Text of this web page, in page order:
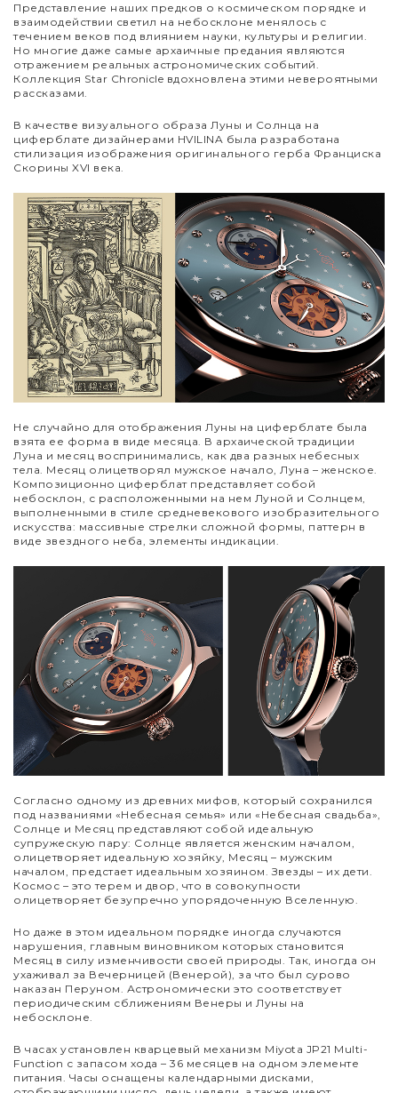
Представление наших предков о космическом порядке и
взаимодействии светил на небосклоне менялось с
течением веков под влиянием науки, культуры и религии.
Но многие даже самые архаичные предания являются
отражением реальных астрономических событий.
Коллекция Star Chronicle вдохновлена этими невероятными
рассказами.
В качестве визуального образа Луны и Солнца на
циферблате дизайнерами HVILINA была разработана
стилизация изображения оригинального герба Франциска
Скорины XVI века.
Не случайно для отображения Луны на циферблате была
взята ее форма в виде месяца. В архаической традиции
Луна и месяц воспринимались, как два разных небесных
тела. Месяц олицетворял мужское начало, Луна – женское.
Композиционно циферблат представляет собой
небосклон, с расположенными на нем Луной и Солнцем,
выполненными в стиле средневекового изобразительного
искусства: массивные стрелки сложной формы, паттерн в
виде звездного неба, элементы индикации.
Согласно одному из древних мифов, который сохранился
под названиями «Небесная семья» или «Небесная свадьба»,
Солнце и Месяц представляют собой идеальную
супружескую пару: Солнце является женским началом,
олицетворяет идеальную хозяйку, Месяц – мужским
началом, предстает идеальным хозяином. Звезды – их дети.
Космос – это терем и двор, что в совокупности
олицетворяет безупречно упорядоченную Вселенную.
Но даже в этом идеальном порядке иногда случаются
нарушения, главным виновником которых становится
Месяц в силу изменчивости своей природы. Так, иногда он
ухаживал за Вечерницей (Венерой), за что был сурово
наказан Перуном. Астрономически это соответствует
периодическим сближениям Венеры и Луны на
небосклоне.
В часах установлен кварцевый механизм Miyota JP21 Multi-
Function с запасом хода – 36 месяцев на одном элементе
питания. Часы оснащены календарными дисками,